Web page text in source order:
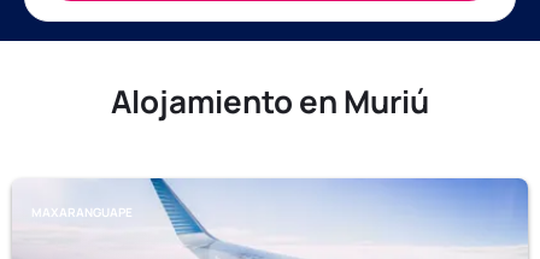
Alojamiento en Muriú
MAXARANGUAPE